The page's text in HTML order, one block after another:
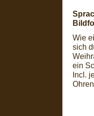
Wie
sich
ein
Incl.